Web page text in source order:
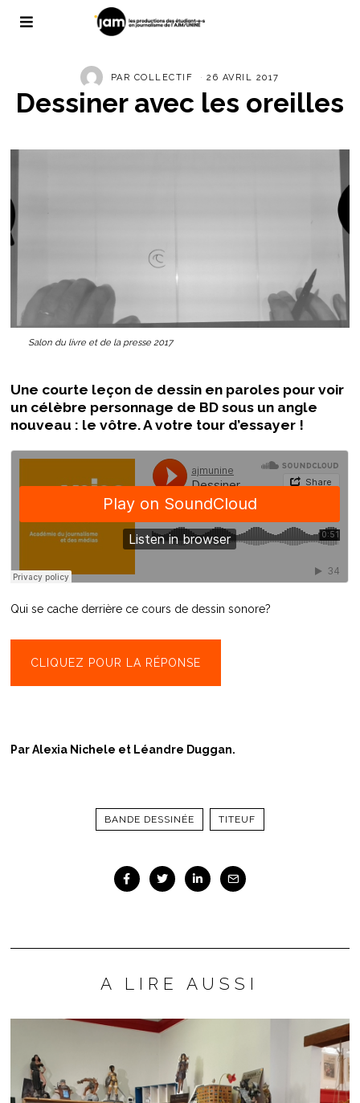
PAR COLLECTIF 26 AVRIL 2017
Dessiner avec les oreilles
Salon du livre et de la presse 2017
Une courte leçon de dessin en paroles pour voir
un célèbre personnage de BD sous un angle
nouveau : le vôtre. A votre tour d’essayer !
Qui se cache derrière ce cours de dessin sonore?
CLIQUEZ POUR LA RÉPONSE
Par Alexia Nichele et Léandre Duggan.
BANDE DESSINÉE TITEUF
A LIRE AUSSI